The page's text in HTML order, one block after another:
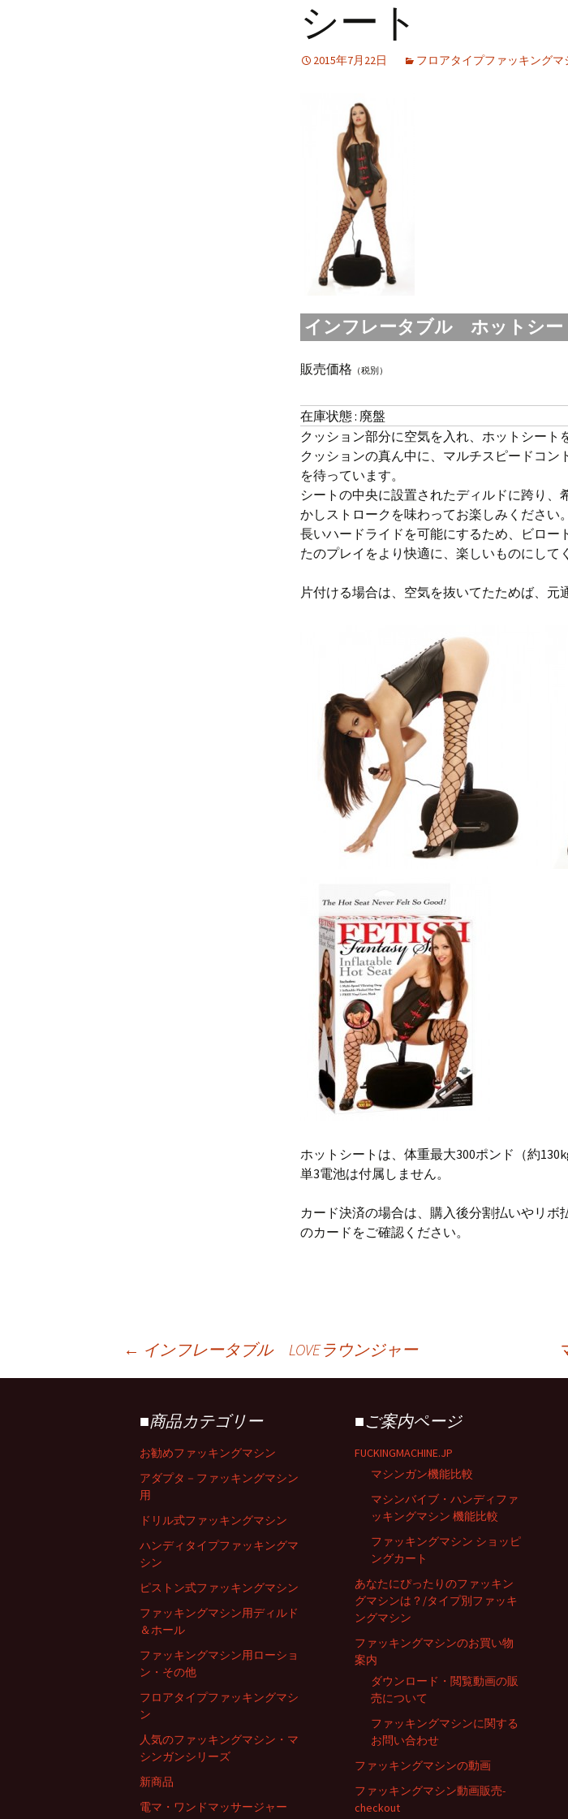
シート
2015年7月22日 フロアタイプファッキングマ
インフレータブル ホットシー
販売価格 （税別）
在庫状態 : 廃盤
クッション部分に空気を入れ、ホットシート
クッションの真ん中に、マルチスピードコン
を待っています。
シートの中央に設置されたディルドに跨り
かしストロークを味わってお楽しみください。
長いハードライドを可能にするため、ビロー
たのプレイをより快適に、楽しいものにして
片付ける場合は、空気を抜いてたためば、元
ホットシートは、体重最大300ポンド（約
単3電池は付属しません。
カード決済の場合は、購入後分割払いやリ
のカードをご確認ください。
投
← インフレータブル LOVEラウンジャー
■商品カテゴリー
お勧めファッキングマシン
アダプタ－ファッキングマシン
用
ドリル式ファッキングマシン
ハンディタイプファッキングマ
シン
ピストン式ファッキングマシン
ファッキングマシン用ディルド
＆ホール
ファッキングマシン用ローショ
ン・その他
フロアタイプファッキングマシ
ン
人気のファッキングマシン・マ
シンガンシリーズ
新商品
電マ・ワンドマッサージャー
■ご案内ページ
FUCKINGMACHINE.JP
マシンガン機能比較
マシンバイブ・ハンディファ
ッキングマシン 機能比較
ファッキングマシン ショッピ
ングカート
あなたにぴったりのファッキン
グマシンは？/タイプ別ファッキ
ングマシン
ファッキングマシンのお買い物
案内
ダウンロード・閲覧動画の販
売について
ファッキングマシンに関する
お問い合わせ
ファッキングマシンの動画
ファッキングマシン動画販売-
checkout